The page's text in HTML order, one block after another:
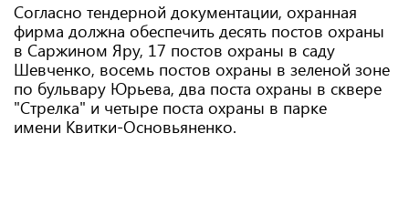
Согласно тендерной документации, охранная
фирма должна обеспечить десять постов охраны
в Саржином Яру, 17 постов охраны в саду
Шевченко, восемь постов охраны в зеленой зоне
по бульвару Юрьева, два поста охраны в сквере
"Стрелка" и четыре поста охраны в парке
имени Квитки-Основьяненко.